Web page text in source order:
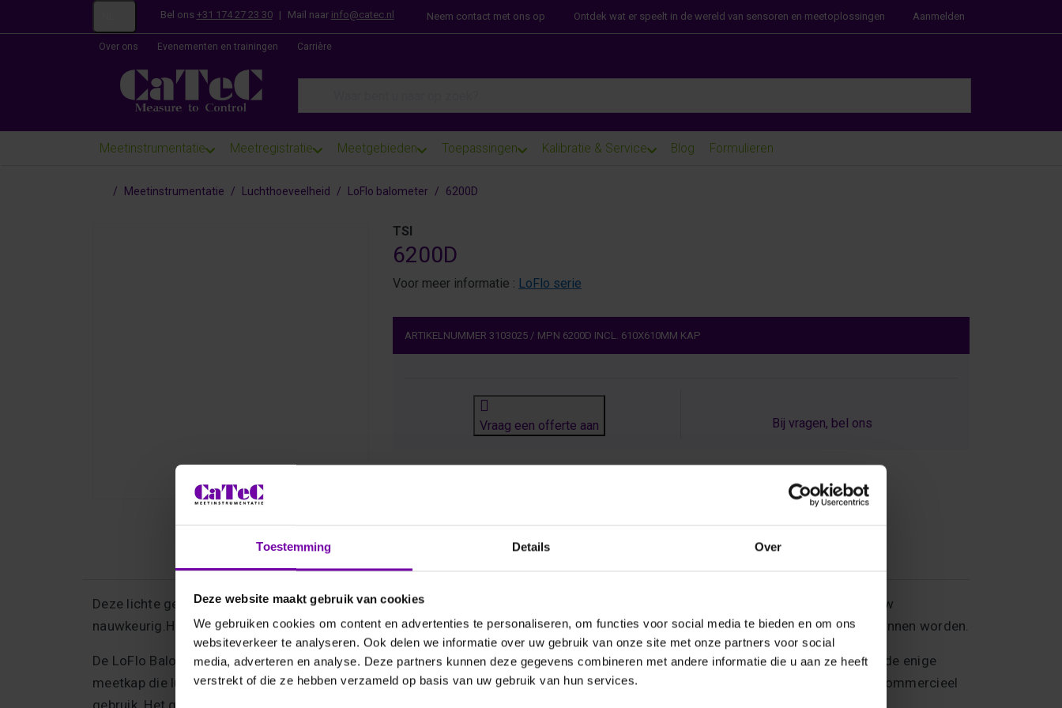
Toestemming Details Over
Deze website maakt gebruik van cookies
We gebruiken cookies om content en advertenties te personaliseren, om functies voor social media te bieden en om ons
websiteverkeer te analyseren. Ook delen we informatie over uw gebruik van onze site met onze partners voor social
media, adverteren en analyse. Deze partners kunnen deze gegevens combineren met andere informatie die u aan ze heeft
verstrekt of die ze hebben verzameld op basis van uw gebruik van hun services.
Bel ons +31 174 27 23 30 | Mail naar info@catec.nl Neem contact met ons op Ontdek wat er speelt in de wereld van sensoren en meetoplossingen Aanmelden
Over ons Evenementen en trainingen Carrière
Meetinstrumentatie Meetregistratie Meetgebieden Toepassingen Kalibratie & Service Blog Formulieren
Startpagina
Meetinstrumentatie Luchthoeveelheid LoFlo balometer 6200D
TSI
6200D
Voor meer informatie : LoFlo serie
ARTIKELNUMMER 3103025 / MPN 6200D INCL. 610X610MM KAP
Vraag een offerte aan Bij vragen, bel ons
Deze lichte gewicht luchtvolume meetkap maakt gebruik van magnetische anemometrietechnologie voor een uitstekende lage flow
nauwkeurig.Het instrument beschikt over een uniek LCD gesimuleerd analoog display waar de meetgegevens worden afgelezen kunnen worden.
De LoFlo Balometer Capture Hood is het ideale instrument voor het meten van zeer lage volumetrische stromen. In principe is het de enige
meetkap die luchtvolumes kan meten vanaf 17m3/uur. Deze lichtgewicht, compacte meetkap is prima voor woningen en/of licht commercieel
gebruik. Het gesimuleerde analoge display toont luchttrends en de momentele luchthoeveelheid.